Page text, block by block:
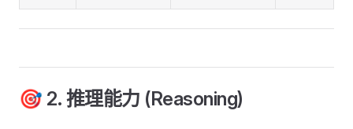
🎯 2. 推理能力 (Reasoning)